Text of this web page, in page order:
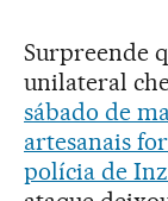
Surpreende
unilateral
sábado de
artesanais
polícia de